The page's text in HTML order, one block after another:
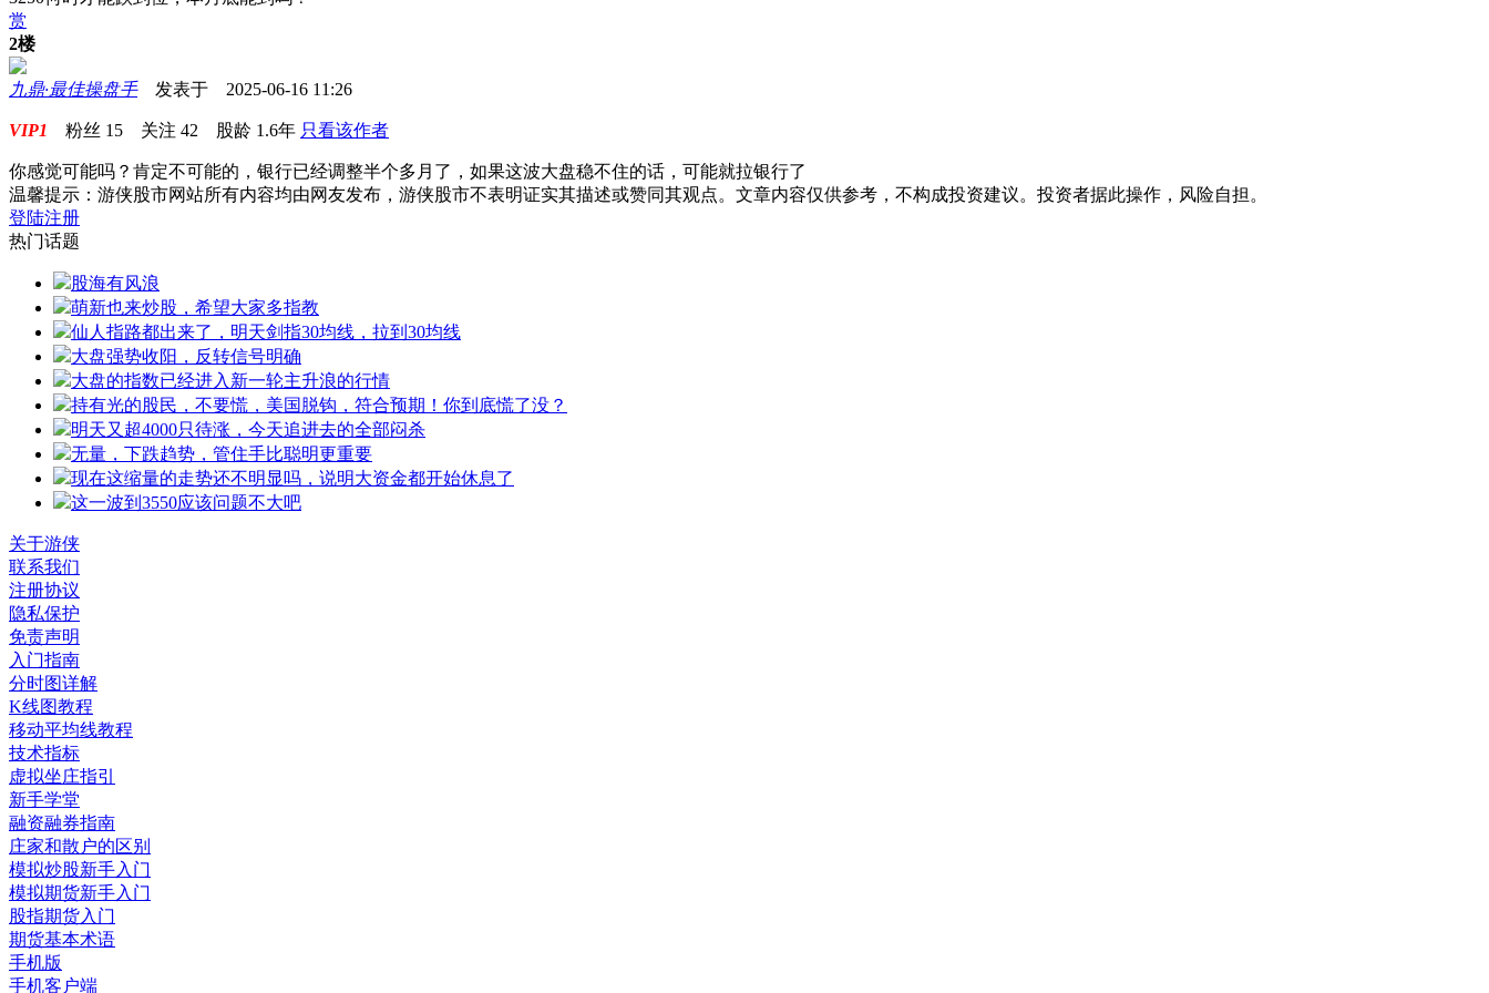
赏
2楼
九鼎·最佳操盘手发表于 2025-06-16 11:26
VIP1 粉丝 15 关注 42 股龄 1.6年 只看该作者
你感觉可能吗？肯定不可能的，银行已经调整半个多月了，如果这波大盘稳不住的话，可能就拉银行了
温馨提示：游侠股市网站所有内容均由网友发布，游侠股市不表明证实其描述或赞同其观点。文章内容仅供参考，不构成投资建议。投资者据此操作，风险自担。
登陆注册
热门话题
股海有风浪
萌新也来炒股，希望大家多指教
仙人指路都出来了，明天剑指30均线，拉到30均线
大盘强势收阳，反转信号明确
大盘的指数已经进入新一轮主升浪的行情
持有光的股民，不要慌，美国脱钩，符合预期！你到底慌了没？
明天又超4000只待涨，今天追进去的全部闷杀
无量，下跌趋势，管住手比聪明更重要
现在这缩量的走势还不明显吗，说明大资金都开始休息了
这一波到3550应该问题不大吧
关于游侠
联系我们
注册协议
隐私保护
免责声明
入门指南
分时图详解
K线图教程
移动平均线教程
技术指标
虚拟坐庄指引
新手学堂
融资融券指南
庄家和散户的区别
模拟炒股新手入门
模拟期货新手入门
股指期货入门
期货基本术语
手机版
手机客户端